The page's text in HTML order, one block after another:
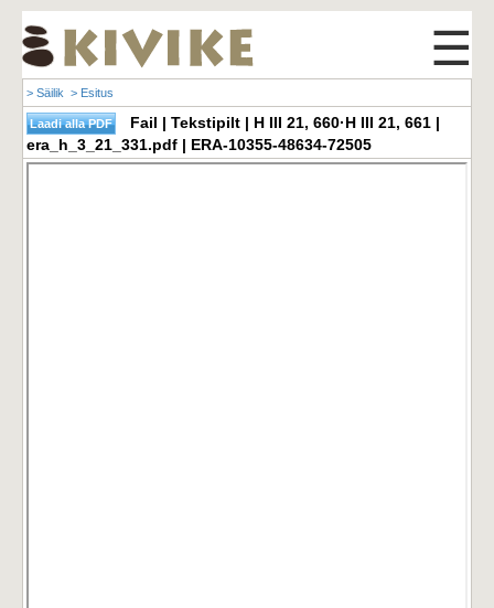
☰
> Säilik > Esitus
Fail | Tekstipilt | H III 21, 660·H III 21, 661 |
era_h_3_21_331.pdf | ERA-10355-48634-72505